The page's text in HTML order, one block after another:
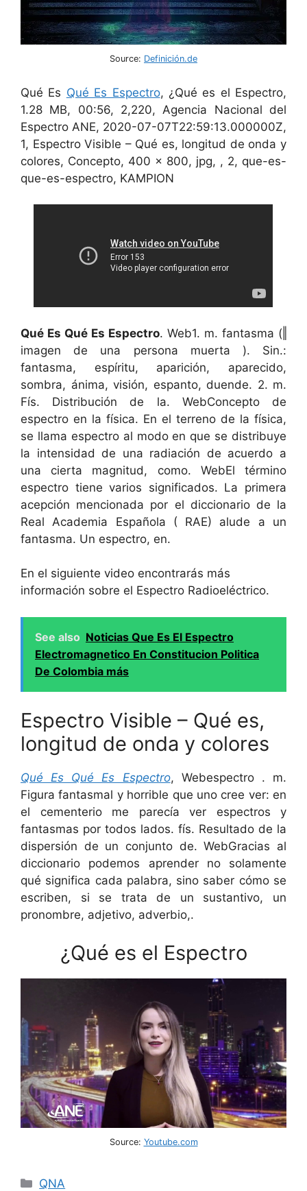
Source: Definición.de
Qué Es Qué Es Espectro, ¿Qué es el Espectro,
1.28 MB, 00:56, 2,220, Agencia Nacional del
Espectro ANE, 2020-07-07T22:59:13.000000Z,
1, Espectro Visible – Qué es, longitud de onda y
colores, Concepto, 400 x 800, jpg, , 2, que-es-
que-es-espectro, KAMPION
Qué Es Qué Es Espectro. Web1. m. fantasma (‖
imagen de una persona muerta ). Sin.:
fantasma, espíritu, aparición, aparecido,
sombra, ánima, visión, espanto, duende. 2. m.
Fís. Distribución de la. WebConcepto de
espectro en la física. En el terreno de la física,
se llama espectro al modo en que se distribuye
la intensidad de una radiación de acuerdo a
una cierta magnitud, como. WebEl término
espectro tiene varios significados. La primera
acepción mencionada por el diccionario de la
Real Academia Española ( RAE) alude a un
fantasma. Un espectro, en.
En el siguiente video encontrarás más
información sobre el Espectro Radioeléctrico.
See also Noticias Que Es El Espectro
Electromagnetico En Constitucion Politica
De Colombia más
Espectro Visible – Qué es,
longitud de onda y colores
Qué Es Qué Es Espectro, Webespectro . m.
Figura fantasmal y horrible que uno cree ver: en
el cementerio me parecía ver espectros y
fantasmas por todos lados. fís. Resultado de la
dispersión de un conjunto de. WebGracias al
diccionario podemos aprender no solamente
qué significa cada palabra, sino saber cómo se
escriben, si se trata de un sustantivo, un
pronombre, adjetivo, adverbio,.
¿Qué es el Espectro
Source: Youtube.com
Categories
QNA